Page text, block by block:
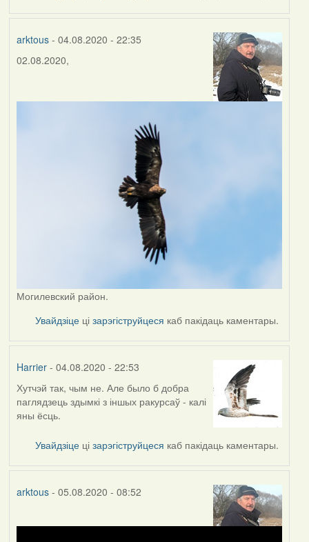
by
arktous- 04.08.2020 - 22:35
02.08.2020,
Могилевский район.
Увайдзіце цізарэгіструйцеся каб пакідаць каментары.
Harrier- 04.08.2020 - 22:53
In
reply
to
arktous
Хутчэй так, чым не. Але было б добра
паглядзець здымкі з іншых ракурсаў - калі
яны ёсць.
Увайдзіце цізарэгіструйцеся каб пакідаць каментары.
arktous- 05.08.2020 - 08:52